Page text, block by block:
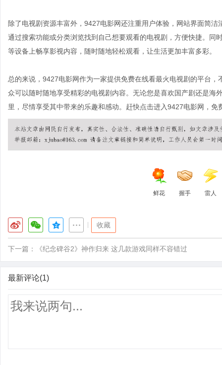
除了电视剧资源丰富外，9427电影网还注重用户体验，网站界面简
通过搜索功能或分类浏览找到自己想要观看的电视剧，方便快捷。
等设备上畅享影视内容，随时随地轻松观看，让生活更加丰富多彩。
总的来说，9427电影网作为一家提供免费在线看最火电视剧的平台
众可以随时随地享受精彩的电视剧内容。无论您是喜欢国产剧还是
里，尽情享受其中带来的乐趣和感动。赶快点击进入9427电影网，
鲜花 握手 雷人
收藏
下一篇： 《纪念碑谷2》神作归来 这几款游戏同样不容错过
最新评论(1)